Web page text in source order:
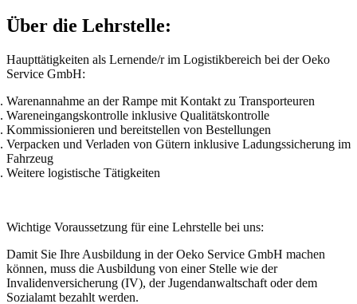
Über die Lehrstelle:
Haupttätigkeiten als Lernende/r im Logistikbereich bei der Oeko
Service GmbH:
Warenannahme an der Rampe mit Kontakt zu Transporteuren
Wareneingangskontrolle inklusive Qualitätskontrolle
Kommissionieren und bereitstellen von Bestellungen
Verpacken und Verladen von Gütern inklusive Ladungssicherung im
Fahrzeug
Weitere logistische Tätigkeiten
Wichtige Voraussetzung für eine Lehrstelle bei uns:
Damit Sie Ihre Ausbildung in der Oeko Service GmbH machen
können, muss die Ausbildung von einer Stelle wie der
Invalidenversicherung (IV), der Jugendanwaltschaft oder dem
Sozialamt bezahlt werden.